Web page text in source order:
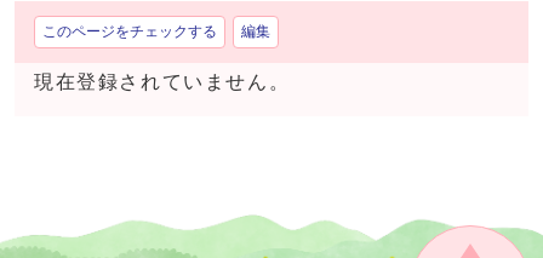
このページをチェックする 編集
現在登録されていません。